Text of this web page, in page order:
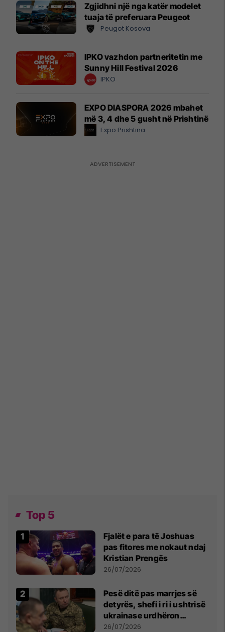
Zgjidhni një nga katër modelet
tuaja të preferuara Peugeot
Peugot Kosova
IPKO vazhdon partneritetin me
Sunny Hill Festival 2026
IPKO
EXPO DIASPORA 2026 mbahet
më 3, 4 dhe 5 gusht në Prishtinë
Expo Prishtina
Top 5
Fjalët e para të Joshuas
pas fitores me nokaut ndaj
Kristian Prengës
26/07/2026
Pesë ditë pas marrjes së
detyrës, shefi i ri i ushtrisë
ukrainase urdhëron
kontroll të madh
26/07/2026